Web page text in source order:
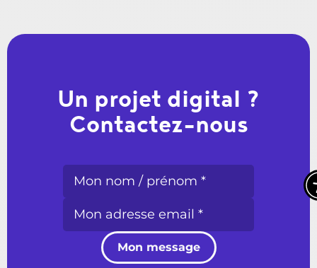
Un projet digital ?
Contactez-nous
Mon message